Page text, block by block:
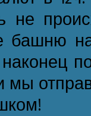
не
башню